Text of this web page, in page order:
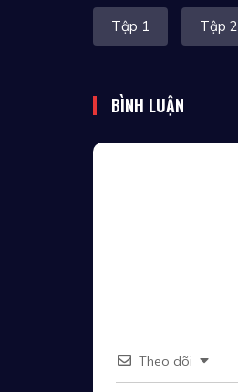
Tập 1 Tập 2
BÌNH LUẬN
Theo dõi